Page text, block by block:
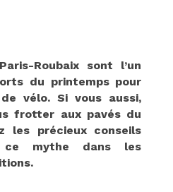
Roubaix sont l’un
du printemps pour
vélo. Si vous aussi,
frotter aux pavés du
les précieux conseils
ce mythe dans les